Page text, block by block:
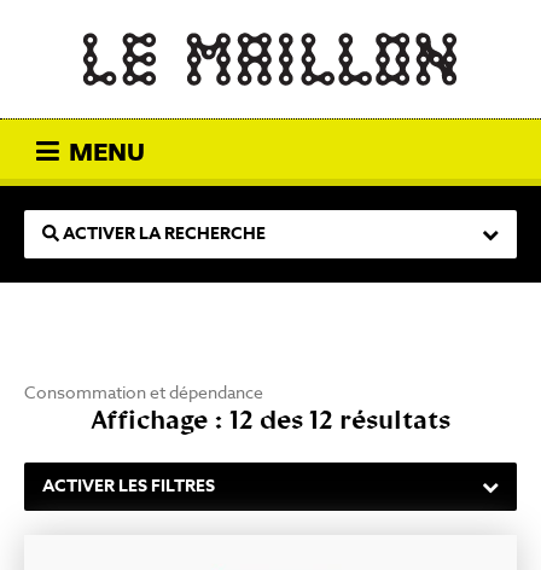
MENU
ACTIVER LA RECHERCHE
Consommation et dépendance
Affichage : 12 des 12 résultats
ACTIVER LES FILTRES